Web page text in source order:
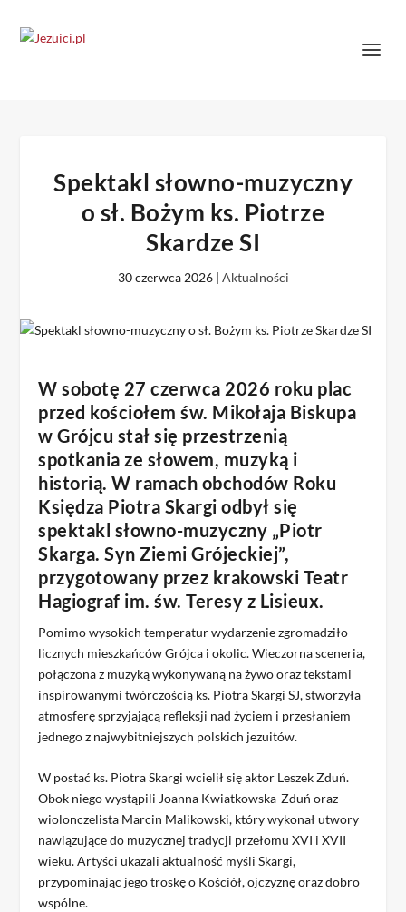
Spektakl słowno-muzyczny
o sł. Bożym ks. Piotrze
Skardze SI
30 czerwca 2026| Aktualności
W sobotę 27 czerwca 2026 roku plac
przed kościołem św. Mikołaja Biskupa
w Grójcu stał się przestrzenią
spotkania ze słowem, muzyką i
historią. W ramach obchodów Roku
Księdza Piotra Skargi odbył się
spektakl słowno-muzyczny „Piotr
Skarga. Syn Ziemi Grójeckiej”,
przygotowany przez krakowski Teatr
Hagiograf im. św. Teresy z Lisieux.
Pomimo wysokich temperatur wydarzenie zgromadziło
licznych mieszkańców Grójca i okolic. Wieczorna sceneria,
połączona z muzyką wykonywaną na żywo oraz tekstami
inspirowanymi twórczością ks. Piotra Skargi SJ, stworzyła
atmosferę sprzyjającą refleksji nad życiem i przesłaniem
jednego z najwybitniejszych polskich jezuitów.
W postać ks. Piotra Skargi wcielił się aktor Leszek Zduń.
Obok niego wystąpili Joanna Kwiatkowska-Zduń oraz
wiolonczelista Marcin Malikowski, który wykonał utwory
nawiązujące do muzycznej tradycji przełomu XVI i XVII
wieku. Artyści ukazali aktualność myśli Skargi,
przypominając jego troskę o Kościół, ojczyznę oraz dobro
wspólne.